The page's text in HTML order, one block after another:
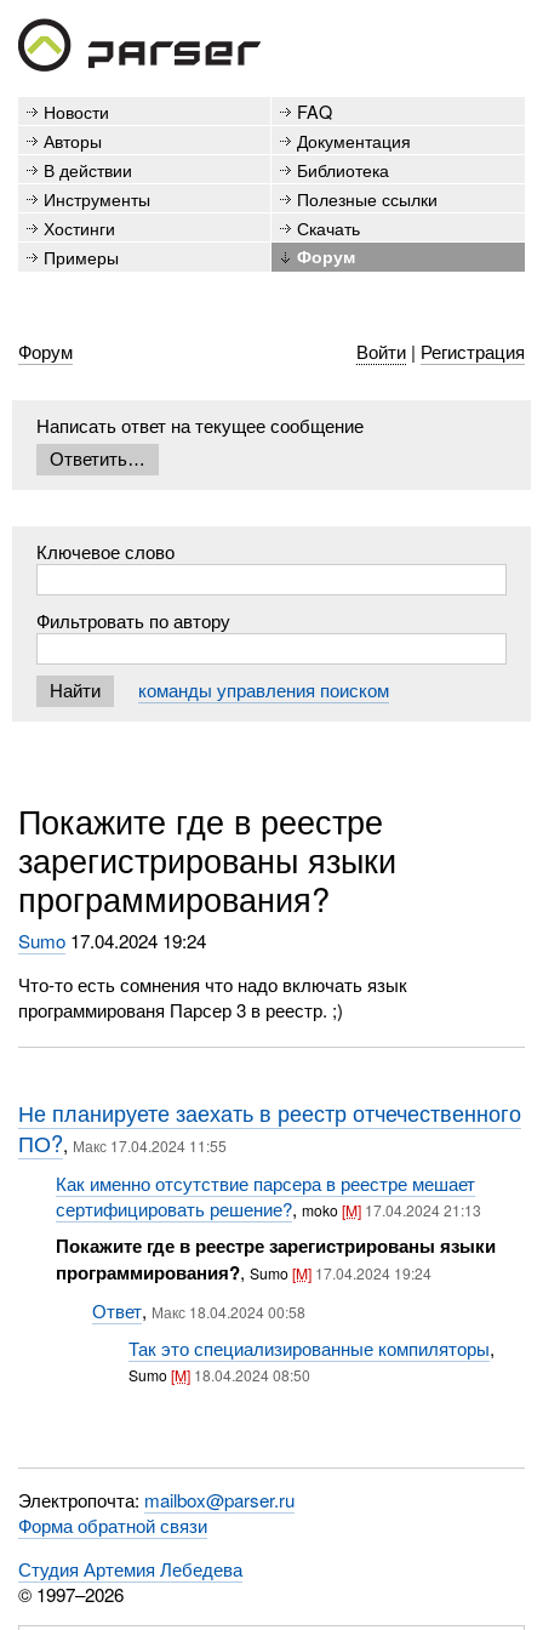
Новости
FAQ
Авторы
Документация
В действии
Библиотека
Инструменты
Полезные ссылки
Хостинги
Скачать
Примеры
Форум
Форум Войти| Регистрация
Написать ответ на текущее сообщение
Ключевое слово
Фильтровать по автору
команды управления поиском
Покажите где в реестре
зарегистрированы языки
программирования?
Sumo 17.04.2024 19:24
Что-то есть сомнения что надо включать язык
программированя Парсер 3 в реестр. ;)
Не планируете заехать в реестр отчечественного
ПО?, Макс 17.04.2024 11:55
Как именно отсутствие парсера в реестре мешает
сертифицировать решение?, moko[M] 17.04.2024 21:13
Покажите где в реестре зарегистрированы языки
программирования?, Sumo[M] 17.04.2024 19:24
Ответ, Макс 18.04.2024 00:58
Так это специализированные компиляторы,
Sumo[M] 18.04.2024 08:50
Электропочта: mailbox@parser.ru
Форма обратной связи
Студия Артемия Лебедева
© 1997–2026